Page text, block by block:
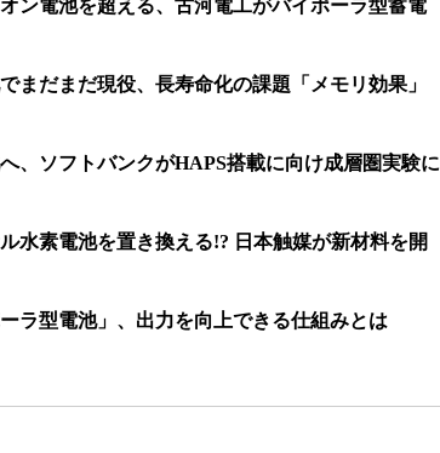
ン電池を超える、古河電工がバイポーラ型蓄電
まだまだ現役、長寿命化の課題「メモリ効果」
、ソフトバンクがHAPS搭載に向け成層圏実験に
水素電池を置き換える!? 日本触媒が新材料を開
ラ型電池」、出力を向上できる仕組みとは